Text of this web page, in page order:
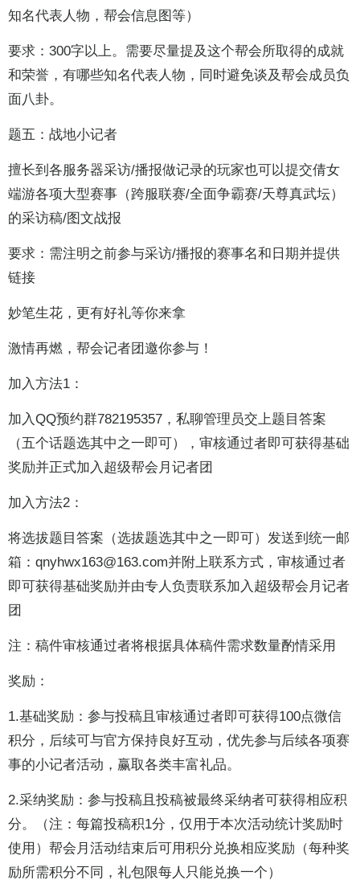
知名代表人物，帮会信息图等）
要求：300字以上。需要尽量提及这个帮会所取得的成就
和荣誉，有哪些知名代表人物，同时避免谈及帮会成员负
面八卦。
题五：战地小记者
擅长到各服务器采访/播报做记录的玩家也可以提交倩女
端游各项大型赛事（跨服联赛/全面争霸赛/天尊真武坛）
的采访稿/图文战报
要求：需注明之前参与采访/播报的赛事名和日期并提供
链接
妙笔生花，更有好礼等你来拿
激情再燃，帮会记者团邀你参与！
加入方法1：
加入QQ预约群782195357，私聊管理员交上题目答案
（五个话题选其中之一即可），审核通过者即可获得基础
奖励并正式加入超级帮会月记者团
加入方法2：
将选拔题目答案（选拔题选其中之一即可）发送到统一邮
箱：qnyhwx163@163.com并附上联系方式，审核通过者
即可获得基础奖励并由专人负责联系加入超级帮会月记者
团
注：稿件审核通过者将根据具体稿件需求数量酌情采用
奖励：
1.基础奖励：参与投稿且审核通过者即可获得100点微信
积分，后续可与官方保持良好互动，优先参与后续各项赛
事的小记者活动，赢取各类丰富礼品。
2.采纳奖励：参与投稿且投稿被最终采纳者可获得相应积
分。（注：每篇投稿积1分，仅用于本次活动统计奖励时
使用）帮会月活动结束后可用积分兑换相应奖励（每种奖
励所需积分不同，礼包限每人只能兑换一个）